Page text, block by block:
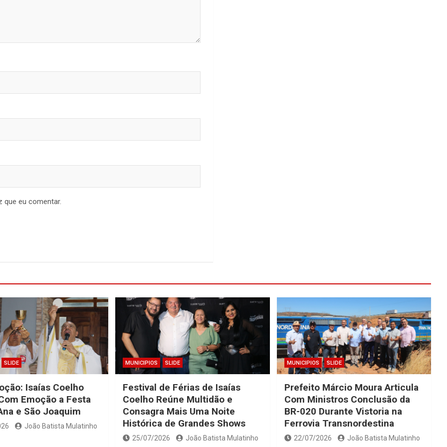
que eu comentar.
SLIDE
Isaías Coelho
Emoção a Festa
e São Joaquim
João Batista Mulatinho
MUNICIPIOS SLIDE
Festival de Férias de Isaías
Coelho Reúne Multidão e
Consagra Mais Uma Noite
Histórica de Grandes Shows
25/07/2026 João Batista Mulatinho
MUNICIPIOS SLIDE
Prefeito Márcio Moura Articula
Com Ministros Conclusão da
BR-020 Durante Vistoria na
Ferrovia Transnordestina
22/07/2026 João Batista Mulatinho